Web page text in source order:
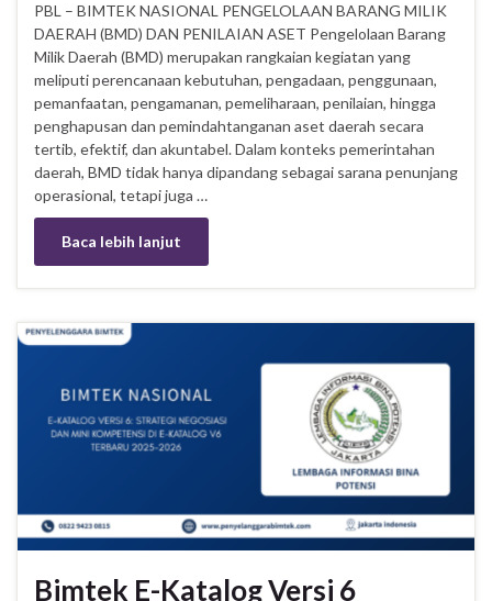
PBL – BIMTEK NASIONAL PENGELOLAAN BARANG MILIK
DAERAH (BMD) DAN PENILAIAN ASET Pengelolaan Barang
Milik Daerah (BMD) merupakan rangkaian kegiatan yang
meliputi perencanaan kebutuhan, pengadaan, penggunaan,
pemanfaatan, pengamanan, pemeliharaan, penilaian, hingga
penghapusan dan pemindahtanganan aset daerah secara
tertib, efektif, dan akuntabel. Dalam konteks pemerintahan
daerah, BMD tidak hanya dipandang sebagai sarana penunjang
operasional, tetapi juga …
Baca lebih lanjut
Bimtek E-Katalog Versi 6